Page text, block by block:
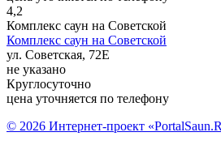
4,2
Комплекс саун на Советской
Комплекс саун на Советской
ул. Советская, 72Е
не указано
Круглосуточно
цена уточняется по телефону
© 2026 Интернет-проект